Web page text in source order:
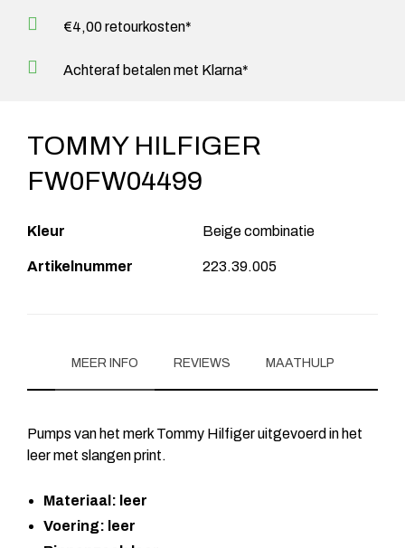
€4,00 retourkosten*
Achteraf betalen met Klarna*
TOMMY HILFIGER
FW0FW04499
Kleur Beige combinatie
Artikelnummer 223.39.005
MEER INFO REVIEWS MAATHULP
Pumps van het merk Tommy Hilfiger uitgevoerd in het
leer met slangen print.
Materiaal: leer
Voering: leer